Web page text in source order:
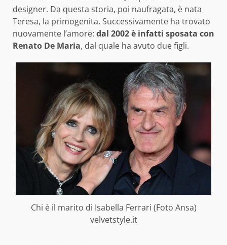
designer. Da questa storia, poi naufragata, è nata
Teresa, la primogenita. Successivamente ha trovato
nuovamente l’amore: dal 2002 è infatti sposata con
Renato De Maria, dal quale ha avuto due figli.
Chi è il marito di Isabella Ferrari (Foto Ansa)
velvetstyle.it